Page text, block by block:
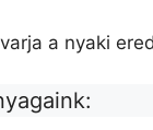
a nyaki